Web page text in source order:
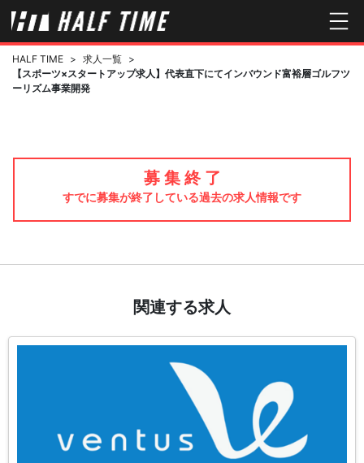
HALF TIME > 求人一覧 >
【スポーツ×スタートアップ求人】代表直下にてインバウンド富裕層ゴルフツ
ーリズム事業開発
募 集 終 了
すでに募集が終了している過去の求人情報です
関連する求人